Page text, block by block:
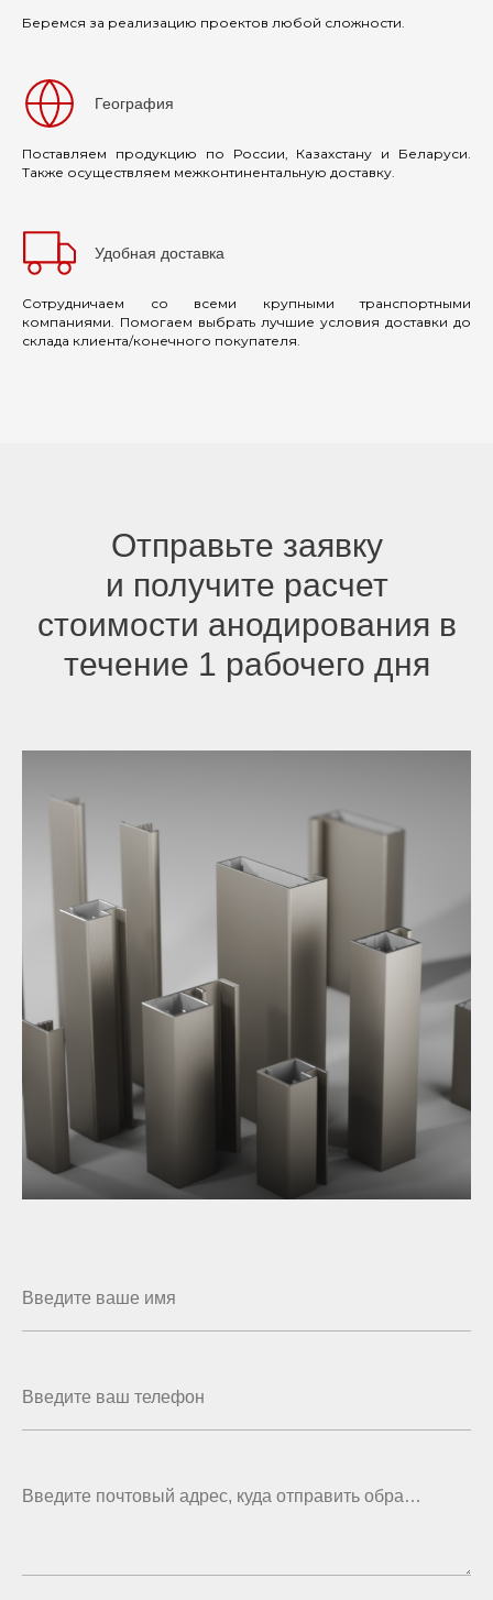
Беремся за реализацию проектов любой сложности.
География
Поставляем продукцию по России, Казахстану и Беларуси.
Также осуществляем межконтинентальную доставку.
Удобная доставка
Сотрудничаем со всеми крупными транспортными
компаниями. Помогаем выбрать лучшие условия доставки до
склада клиента/конечного покупателя.
Отправьте заявку
и получите расчет
стоимости анодирования в
течение 1 рабочего дня
Введите ваше имя
Введите ваш телефон
Введите почтовый адрес, куда отправить образцы